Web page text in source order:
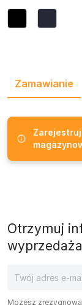
Zamawianie
Otrzymuj
Możesz